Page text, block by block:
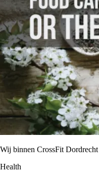
Wij binnen CrossFit
Health